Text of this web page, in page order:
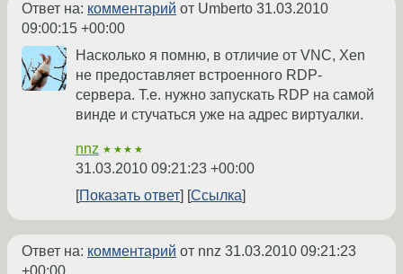
Ответ на: комментарий от Umberto 31.03.2010
09:00:15 +00:00
Насколько я помню, в отличие от VNC, Xen
не предоставляет встроенного RDP-
сервера. Т.е. нужно запускать RDP на самой
винде и стучаться уже на адрес виртуалки.
nnz ★★★★
31.03.2010 09:21:23 +00:00
Показать ответ
Ссылка
Ответ на: комментарий от nnz 31.03.2010 09:21:23
+00:00